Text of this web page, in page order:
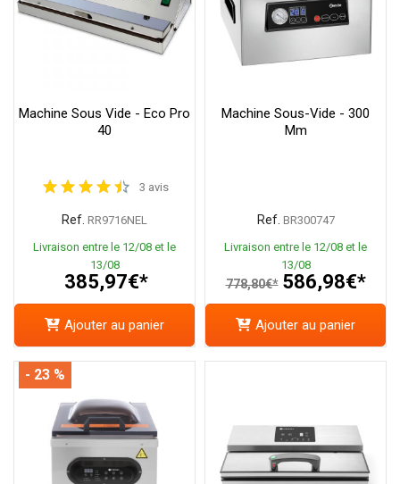
Machine Sous Vide - Eco Pro
40
3 avis
Ref. RR9716NEL
Livraison entre le 12/08 et le
13/08
385,97€*
Ajouter au panier
Machine Sous-Vide - 300
Mm
Ref. BR300747
Livraison entre le 12/08 et le
13/08
778,80€* 586,98€*
Ajouter au panier
- 23 %